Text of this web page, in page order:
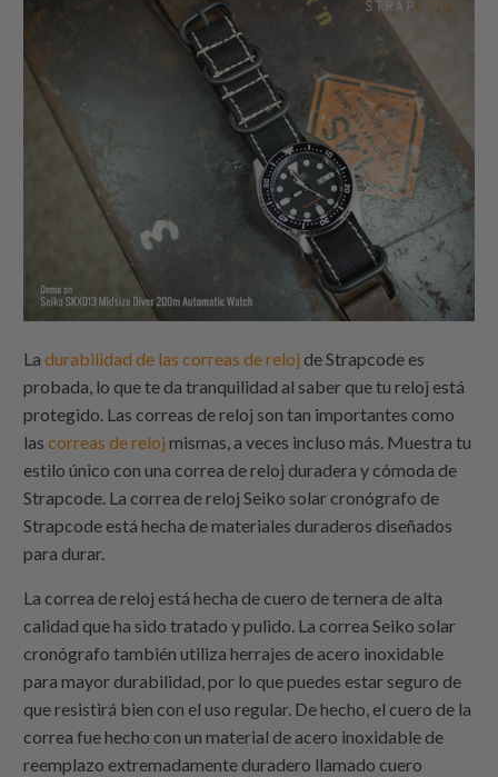
Ladurabilidad de las correas de reloj de Strapcode es
probada, lo que te da tranquilidad al saber que tu reloj está
protegido. Las correas de reloj son tan importantes como
lascorreas de reloj mismas, a veces incluso más. Muestra tu
estilo único con una correa de reloj duradera y cómoda de
Strapcode. La correa de reloj Seiko solar cronógrafo de
Strapcode está hecha de materiales duraderos diseñados
para durar.
La correa de reloj está hecha de cuero de ternera de alta
calidad que ha sido tratado y pulido. La correa Seiko solar
cronógrafo también utiliza herrajes de acero inoxidable
para mayor durabilidad, por lo que puedes estar seguro de
que resistirá bien con el uso regular. De hecho, el cuero de la
correa fue hecho con un material de acero inoxidable de
reemplazo extremadamente duradero llamado cuero